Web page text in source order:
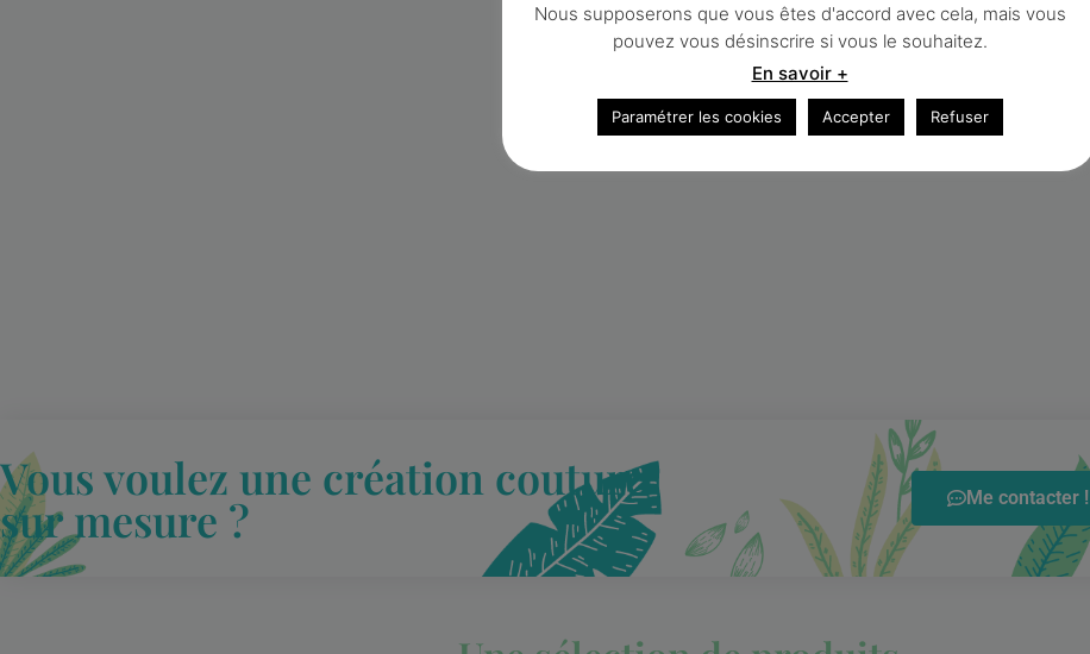
Vous voulez une création couture
sur mesure ? Me contacter !
Nous supposerons que vous êtes d'accord avec cela, mais vous
pouvez vous désinscrire si vous le souhaitez.
En savoir +
Paramétrer les cookies Accepter Refuser